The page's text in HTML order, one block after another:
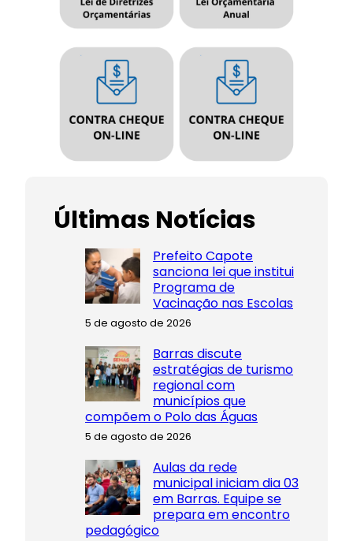
Últimas Notícias
Prefeito Capote
sanciona lei que institui
Programa de
Vacinação nas Escolas
5 de agosto de 2026
Barras discute
estratégias de turismo
regional com
municípios que
compõem o Polo das Águas
5 de agosto de 2026
Aulas da rede
municipal iniciam dia 03
em Barras. Equipe se
prepara em encontro
pedagógico